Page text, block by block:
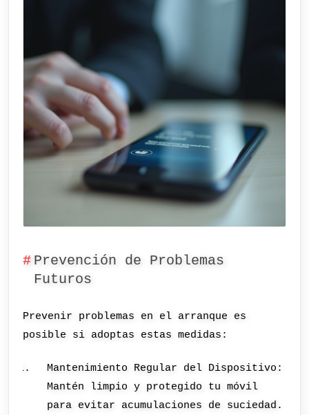
Prevención de Problemas
Futuros
Prevenir problemas en el arranque es
posible si adoptas estas medidas:
Mantenimiento Regular del Dispositivo:
Mantén limpio y protegido tu móvil
para evitar acumulaciones de suciedad.